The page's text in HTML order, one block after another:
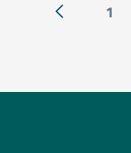
« Precedente
1